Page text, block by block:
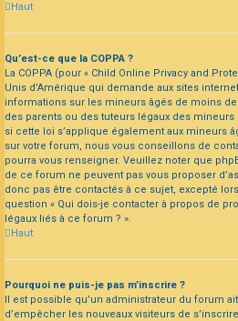
Haut
Qu’est-ce que la COPPA ?
La COPPA (pour « Child Online Privacy and
Unis d’Amérique qui demande aux sites
informations sur les mineurs âgés de moins
des parents ou des tuteurs légaux des
si cette loi s’applique également aux mineurs
sur votre forum, nous vous conseillons de
pourra vous renseigner. Veuillez noter que
de ce forum ne peuvent pas vous proposer
donc pas être contactés à ce sujet, excepté
question « Qui dois-je contacter à propos de
légaux liés à ce forum ? ».
Haut
Pourquoi ne puis-je pas m’inscrire ?
Il est possible qu’un administrateur du forum
d’empêcher les nouveaux visiteurs de